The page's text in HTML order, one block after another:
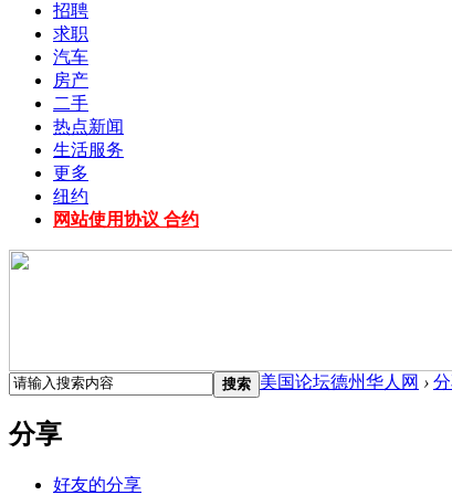
招聘
求职
汽车
房产
二手
热点新闻
生活服务
更多
纽约
网站使用协议 合约
搜索 美国论坛德州华人网 ›
分享
好友的分享